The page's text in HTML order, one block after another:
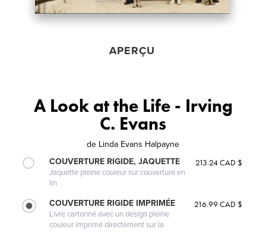
APERÇU
A Look at the Life - Irving
C. Evans
de Linda Evans Halpayne
COUVERTURE RIGIDE, JAQUETTE
Jaquette pleine couleur sur couverture en
lin
213.24 CAD $
COUVERTURE RIGIDE IMPRIMÉE
Livre cartonné avec un design pleine
couleur imprimé directement sur la
216.99 CAD $